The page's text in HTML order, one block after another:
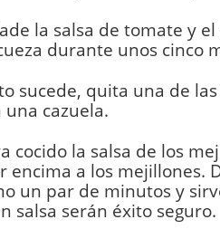
la salsa de tomate y
durante unos cinco
sucede, quita una de
una cazuela.
cocido la salsa de los
encima a los mejillones.
un par de minutos y
salsa serán éxito seguro.